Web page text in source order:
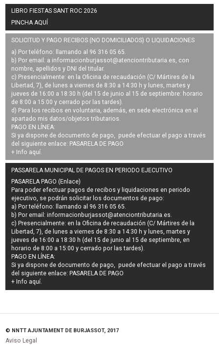
LIBRO FIESTAS SANT ROC 2026
PINCHA AQUÍ
SOLICITUD Y PAGO RECIBOS (NO DOMICILIADOS) O LIQUIDACIONES
a) Por teléfono: llamando al 96 316 05 65.
b) Por email: a informacionburjassot@atenciontributaria.es, con
nombre, apellidos y DNI del titular.
c) Presencialmente: en la Oficina de recaudación (C/ Mártires de la
Libertad, 7), de lunes a viernes de 8:30 a 14:30 h y lunes, martes y
jueves de 16:00 a 18:30 h (del 15 de junio al 15 de septiembre: horario
de 8:00 a 15:00 y cerrado por las tardes).
d) Para los recibos en voluntaria, además, en sede electrónica en el
apartado mis datos/objetos tributarios.
PAGO EN LÍNEA:
Si ya dispone de documento de pago, puede efectuar el pago a través
del siguiente enlace: PASARELA DE PAGO
+ Info aquí.
PASSARELA MUNICIPAL DE PAGOS EN PERIODO EJECUTIVO
PASARELA PAGO (Enlace)
Para poder efectuar pagos derecibos y liquidaciones en periodo
ejecutivo, se podrán solicitar los documentos de pago:
a) Por teléfono: llamando al 96 316 05 65.
b) Por email:informacionburjassot@atenciontributaria.es.
c) Presencialmente: en la Oficina de recaudación (C/ Mártires de la
Libertad, 7), de lunes a viernes de 8:30 a 14:30 h y lunes, martes y
jueves de 16:00 a 18:30 h (del 15 de junio al 15 de septiembre, en
horario de 8:00 a 15:00 y cerrado por las tardes).
PAGO EN LÍNEA:
Si ya dispone de documento de pago, puede efectuar el pago a través
del siguiente enlace: PASARELA DE PAGO
+ Info aquí.
© NNTT AJUNTAMENT DE BURJASSOT, 2017
Aviso Legal